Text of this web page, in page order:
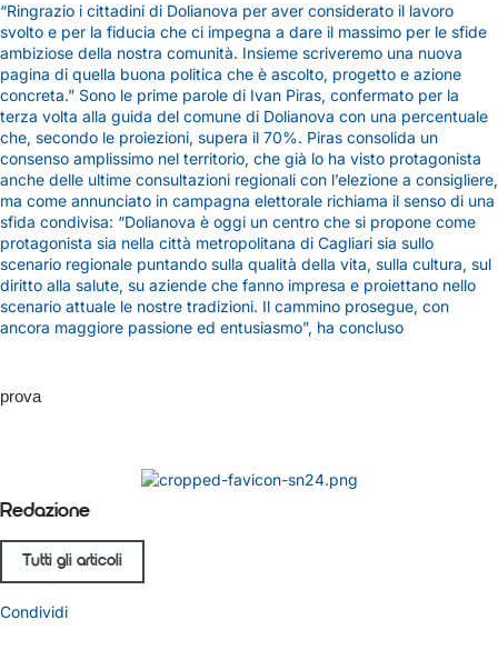
“Ringrazio i cittadini di Dolianova per aver considerato il lavoro
svolto e per la fiducia che ci impegna a dare il massimo per le sfide
ambiziose della nostra comunità. Insieme scriveremo una nuova
pagina di quella buona politica che è ascolto, progetto e azione
concreta.” Sono le prime parole di Ivan Piras, confermato per la
terza volta alla guida del comune di Dolianova con una percentuale
che, secondo le proiezioni, supera il 70%. Piras consolida un
consenso amplissimo nel territorio, che già lo ha visto protagonista
anche delle ultime consultazioni regionali con l’elezione a consigliere,
ma come annunciato in campagna elettorale richiama il senso di una
sfida condivisa: “Dolianova è oggi un centro che si propone come
protagonista sia nella città metropolitana di Cagliari sia sullo
scenario regionale puntando sulla qualità della vita, sulla cultura, sul
diritto alla salute, su aziende che fanno impresa e proiettano nello
scenario attuale le nostre tradizioni. Il cammino prosegue, con
ancora maggiore passione ed entusiasmo”, ha concluso
prova
Redazione
Tutti gli articoli
Condividi